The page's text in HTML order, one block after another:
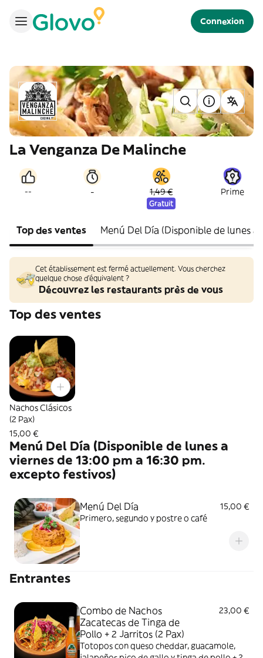
Connexion
La Venganza De Malinche
-- - 1,49 €
Gratuit
Prime
Top des ventes Menú Del Día (Disponible de lunes
Cet établissement est fermé actuellement. Vous cherchez
quelque chose d'équivalent ?
Découvrez les restaurants près de vous
Top des ventes
Nachos Clásicos
(2 Pax)
15,00 €
Menú Del Día (Disponible de lunes a
viernes de 13:00 pm a 16:30 pm.
excepto festivos)
Menú Del Día
15,00 €
Primero, segundo y postre o café
Entrantes
Combo de Nachos
Zacatecas de Tinga de
Pollo + 2 Jarritos (2 Pax)
23,00 €
Totopos con queso cheddar, guacamole,